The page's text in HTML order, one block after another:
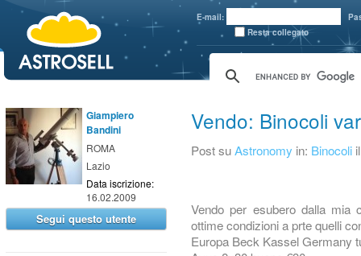
E-mail:
Resta collegato
Giampiero
Bandini
ROMA
Lazio
Data iscrizione:
16.02.2009
Segui questo utente
Vendo: Binocoli
Post suAstronomy in: Binocoli
Vendo per esubero dalla mia
ottime condizioni a prte quelli
Europa Beck Kassel Germany